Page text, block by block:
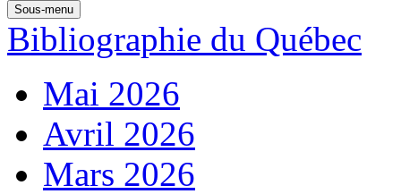
Sous-menu
Bibliographie du Québec
Mai 2026
Avril 2026
Mars 2026